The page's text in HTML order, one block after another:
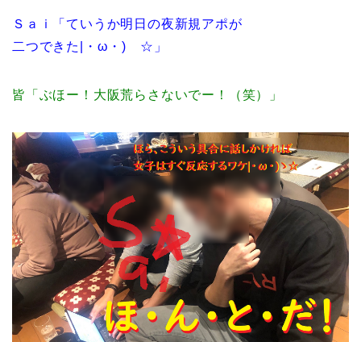
Ｓａｉ「ていうか明日の夜新規アポが
二つできた|・ω・)ゝ☆」
皆「ぶほー！大阪荒らさないでー！（笑）」